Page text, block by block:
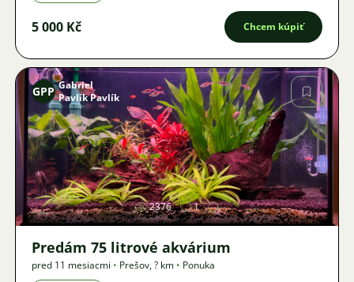
5 000 Kč Chcem kúpiť
Obrázok
GPP Gabriel
Pavlík Pavlík
2376 1
Predám 75 litrové akvárium
pred 11 mesiacmi • Prešov,? km • Ponuka